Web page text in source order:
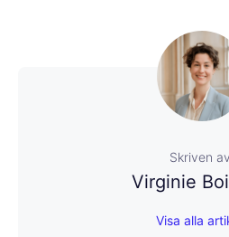
Skriven av
Virginie
Visa alla